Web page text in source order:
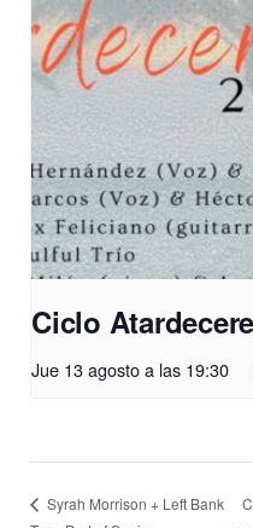
Ciclo
Jue 13 agosto a las 19:30
Syrah Morrison + Left Bank